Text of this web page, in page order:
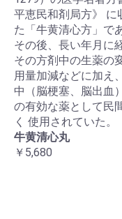
平恵民和剤局方》 に
た「牛黄清心方」で
その後、長い年月に
その方剤中の生薬の
用量加減などに加え
中（脳梗塞、脳出血
の有効な薬として民
く 使用されていた。
牛黄清心丸
￥5,680